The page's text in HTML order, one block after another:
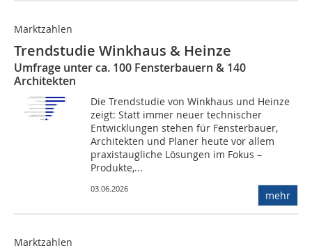
Marktzahlen
Trendstudie Winkhaus & Heinze
Umfrage unter ca. 100 Fensterbauern & 140
Architekten
Die Trendstudie von Winkhaus und Heinze
zeigt: Statt immer neuer technischer
Entwicklungen stehen für Fensterbauer,
Architekten und Planer heute vor allem
praxistaugliche Lösungen im Fokus –
Produkte,...
03.06.2026
mehr
Marktzahlen